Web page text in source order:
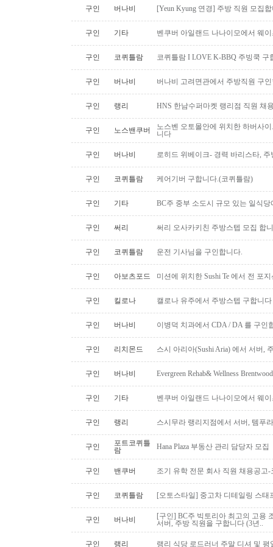
구인 버나비 [Yeun Kyung 연경] 주방 직원 모집
구인 기타 벤쿠버 아일랜드 나나이모에서 웨
구인 코퀴틀람 코퀴틀람 I LOVE K-BBQ 주빙쿡 구
구인 버나비 버나비 고려면관에서 주방직원 구
구인 랭리 HNS 한남수퍼마켓 랭리점 직원 채
구인 노스밴쿠버
노스벤 오토몰안에 위치한 하버사
니다
구인 버나비 로히드 위베이크- 경력 바리스타, 주
구인 코퀴틀람 케어기버 구합니다.(코퀴틀람)
구인 기타 BC주 중부 소도시 규모 있는 일식
구인 써리 써리 오사카키친 주방스텝 모집 합
구인 코퀴틀람 운전 기사님을 구인합니다.
구인 아보츠포드 미션에 위치한 Sushi Te 에서 전 포
구인 킬로나 캘로나 유주에서 주방스텝 구합니다
구인 버나비 이병덕 치과에서 CDA / DA 를 구인
구인 리치몬드 스시 아리아(Sushi Aria) 에서 서버,
구인 버나비 Evergreen Rehab& Wellness
구인 기타 벤쿠버 아일랜드 나나이모에서 웨
구인 랭리 스시무라 랭리지점에서 서버, 템푸
구인
포트코퀴틀
람
Hana Plaza 부동산 관리 담당자 모집
구인 밴쿠버 조기 유학 전문 회사 직원 채용공고
구인 코퀴틀람 [오토스타일] 중고차 디테일링 스태
구인 버나비
[구인] BC주 빅토리아 최고의 고용
서버, 주방 직원을 구합니다 (3년..
구인 랭리 랭리 식당 로드러너 주말 디셔 및